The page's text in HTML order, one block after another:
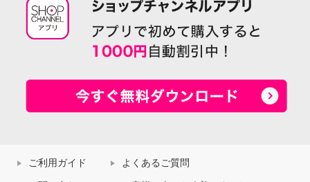
ご利用ガイド よくあるご質問